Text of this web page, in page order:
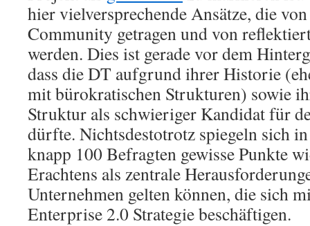
hier vielversprechende Ansätze, die
Community getragen und von
werden. Dies ist gerade vor dem
dass die DT aufgrund ihrer Historie
mit bürokratischen Strukturen) sowie
Struktur als schwieriger Kandidat für
dürfte. Nichtsdestotrotz spiegeln sich
knapp 100 Befragten gewisse Punkte
Erachtens als zentrale
Unternehmen gelten können, die sich
Enterprise 2.0 Strategie beschäftigen.